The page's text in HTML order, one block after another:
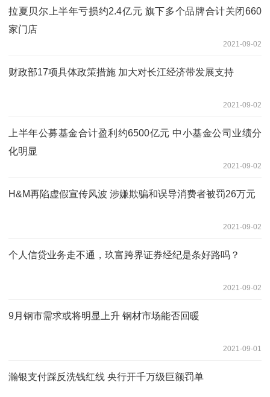
拉夏贝尔上半年亏损约2.4亿元 旗下多个品牌合计关闭660
家门店
2021-09-02
财政部17项具体政策措施 加大对长江经济带发展支持
2021-09-02
上半年公募基金合计盈利约6500亿元 中小基金公司业绩分
化明显
2021-09-02
H&M再陷虚假宣传风波 涉嫌欺骗和误导消费者被罚26万元
2021-09-02
个人信贷业务走不通，玖富跨界证券经纪是条好路吗？
2021-09-02
9月钢市需求或将明显上升 钢材市场能否回暖
2021-09-01
瀚银支付踩反洗钱红线 央行开千万级巨额罚单